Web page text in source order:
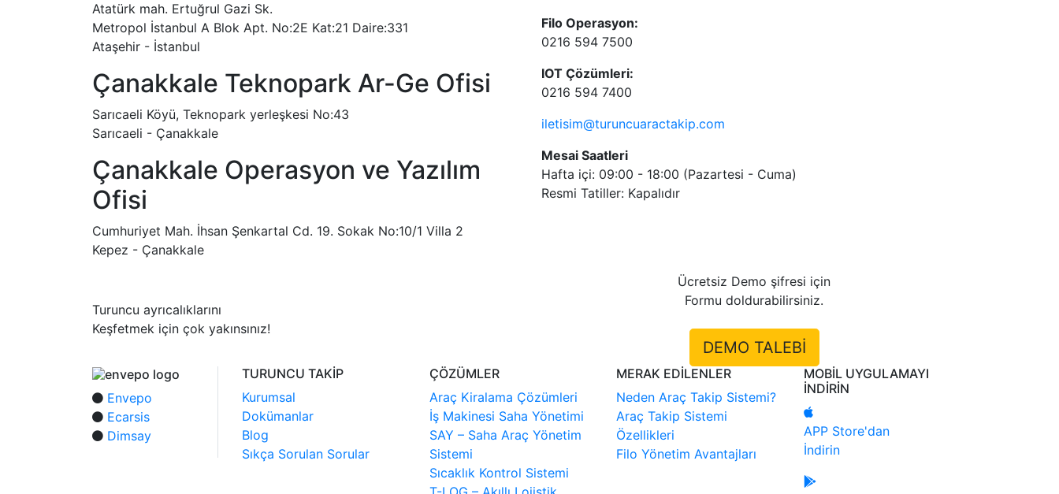
Atatürk mah. Ertuğrul Gazi Sk.
Metropol İstanbul A Blok Apt. No:2E Kat:21 Daire:331
Ataşehir - İstanbul
Çanakkale Teknopark Ar-Ge Ofisi
Sarıcaeli Köyü, Teknopark yerleşkesi No:43
Sarıcaeli - Çanakkale
Çanakkale Operasyon ve Yazılım
Ofisi
Cumhuriyet Mah. İhsan Şenkartal Cd. 19. Sokak No:10/1 Villa 2
Kepez - Çanakkale
Filo Operasyon:
0216 594 7500
IOT Çözümleri:
0216 594 7400
iletisim@turuncuaractakip.com
Mesai Saatleri
Hafta içi: 09:00 - 18:00 (Pazartesi - Cuma)
Resmi Tatiller: Kapalıdır
Turuncu ayrıcalıklarını
Keşfetmek için çok yakınsınız!
Ücretsiz Demo şifresi için
Formu doldurabilirsiniz.
DEMO TALEBİ
Envepo
Ecarsis
Dimsay
TURUNCU TAKİP
Kurumsal
Dokümanlar
Blog
Sıkça Sorulan Sorular
ÇÖZÜMLER
Araç Kiralama Çözümleri
İş Makinesi Saha Yönetimi
SAY – Saha Araç Yönetim
Sistemi
Sıcaklık Kontrol Sistemi
MERAK EDİLENLER
Neden Araç Takip Sistemi?
Araç Takip Sistemi
Özellikleri
Filo Yönetim Avantajları
MOBİL UYGULAMAYI
İNDİRİN
APP Store'dan
İndirin